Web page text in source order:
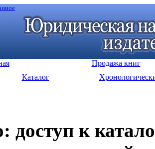
Продажа книг
Каталог
доступ к